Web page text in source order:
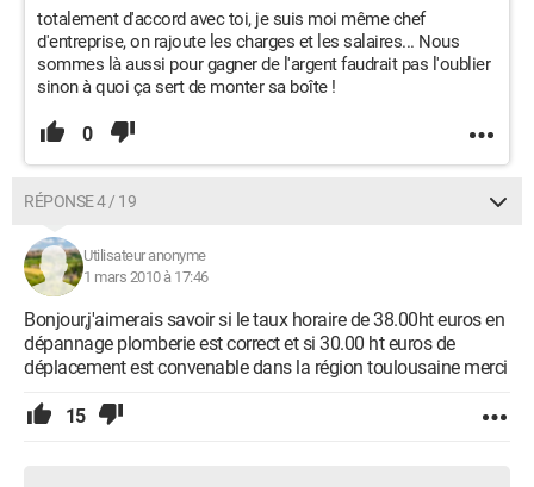
totalement d'accord avec toi, je suis moi même chef
d'entreprise, on rajoute les charges et les salaires... Nous
sommes là aussi pour gagner de l'argent faudrait pas l'oublier
sinon à quoi ça sert de monter sa boîte !
0
RÉPONSE 4 / 19
Utilisateur anonyme
1 mars 2010 à 17:46
Bonjour,j'aimerais savoir si le taux horaire de 38.00ht euros en
dépannage plomberie est correct et si 30.00 ht euros de
déplacement est convenable dans la région toulousaine merci
15